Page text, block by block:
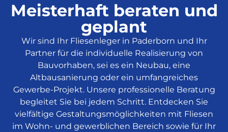
Meisterhaft beraten und
geplant
Wir sind Ihr Fliesenleger in Paderborn und Ihr
Partner für die individuelle Realisierung von
Bauvorhaben, sei es ein Neubau, eine
Altbausanierung oder ein umfangreiches
Gewerbe-Projekt. Unsere professionelle Beratung
begleitet Sie bei jedem Schritt. Entdecken Sie
vielfältige Gestaltungsmöglichkeiten mit Fliesen
im Wohn- und gewerblichen Bereich sowie für Ihr